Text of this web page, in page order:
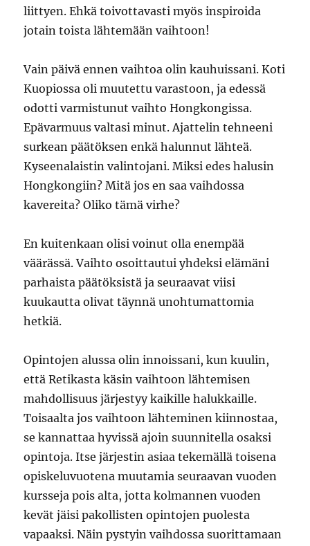
liittyen. Ehkä toivottavasti myös inspiroida
jotain toista lähtemään vaihtoon!
Vain päivä ennen vaihtoa olin kauhuissani. Koti
Kuopiossa oli muutettu varastoon, ja edessä
odotti varmistunut vaihto Hongkongissa.
Epävarmuus valtasi minut. Ajattelin tehneeni
surkean päätöksen enkä halunnut lähteä.
Kyseenalaistin valintojani. Miksi edes halusin
Hongkongiin? Mitä jos en saa vaihdossa
kavereita? Oliko tämä virhe?
En kuitenkaan olisi voinut olla enempää
väärässä. Vaihto osoittautui yhdeksi elämäni
parhaista päätöksistä ja seuraavat viisi
kuukautta olivat täynnä unohtumattomia
hetkiä.
Opintojen alussa olin innoissani, kun kuulin,
että Retikasta käsin vaihtoon lähtemisen
mahdollisuus järjestyy kaikille halukkaille.
Toisaalta jos vaihtoon lähteminen kiinnostaa,
se kannattaa hyvissä ajoin suunnitella osaksi
opintoja. Itse järjestin asiaa tekemällä toisena
opiskeluvuotena muutamia seuraavan vuoden
kursseja pois alta, jotta kolmannen vuoden
kevät jäisi pakollisten opintojen puolesta
vapaaksi. Näin pystyin vaihdossa suorittamaan